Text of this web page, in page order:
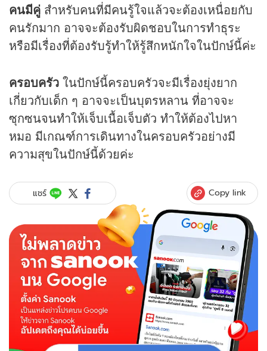
คนมีคู่ สำหรับคนที่มีคนรู้ใจแล้วจะต้องเหนื่อยกับ
คนรักมาก อาจจะต้องรับผิดชอบในการทำธุระ
หรือมีเรื่องที่ต้องรับรู้ทำให้รู้สึกหนักใจในปักษ์นี้ค่ะ
ครอบครัว ในปักษ์นี้ครอบครัวจะมีเรื่องยุ่งยาก
เกี่ยวกับเด็ก ๆ อาจจะเป็นบุตรหลาน ที่อาจจะ
ซุกซนจนทำให้เจ็บเนื้อเจ็บตัว ทำให้ต้องไปหา
หมอ มีเกณฑ์การเดินทางในครอบครัวอย่างมี
ความสุขในปักษ์นี้ด้วยค่ะ
แชร์ Copy link